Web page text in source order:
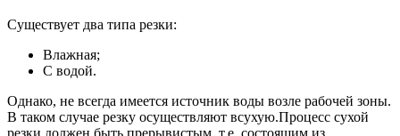
Существует два типа резки:
Влажная;
С водой.
Однако, не всегда имеется источник воды возле рабочей зоны.
В таком случае резку осуществляют всухую.Процесс сухой
резки должен быть прерывистым, т.е. состоящим из